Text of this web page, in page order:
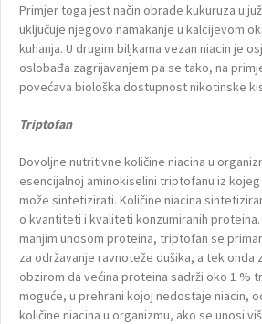
Primjer toga jest način obrade kukuruza u
uključuje njegovo namakanje u kalcijevom
kuhanja. U drugim biljkama vezan niacin je
oslobađa zagrijavanjem pa se tako, na
povećava biološka dostupnost nikotinske
Triptofan
Dovoljne nutritivne količine niacina u
esencijalnoj aminokiselini triptofanu iz kojeg
može sintetizirati. Količine niacina
o kvantiteti i kvaliteti konzumiranih
manjim unosom proteina, triptofan se
za održavanje ravnoteže dušika, a tek onda
obzirom da većina proteina sadrži oko 1 %
moguće, u prehrani kojoj nedostaje niacin,
količine niacina u organizmu, ako se unosi